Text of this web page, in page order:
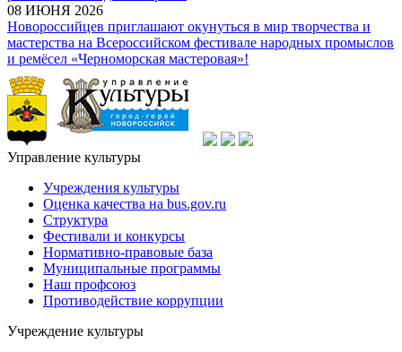
08 ИЮНЯ 2026
Новороссийцев приглашают окунуться в мир творчества и
мастерства на Всероссийском фестивале народных промыслов
и ремёсел «Черноморская мастеровая»!
Управление культуры
Учреждения культуры
Оценка качества на bus.gov.ru
Структура
Фестивали и конкурсы
Нормативно-правовые база
Муниципальные программы
Наш профсоюз
Противодействие коррупции
Учреждение культуры